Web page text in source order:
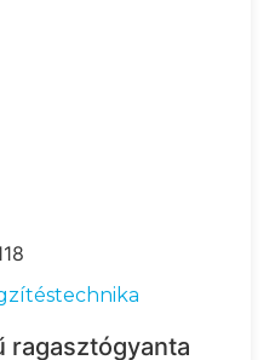
ragasztógyanta